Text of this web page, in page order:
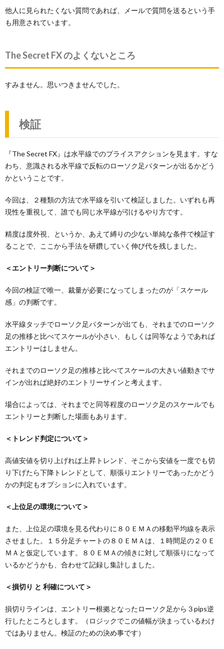
他人に見られたくない質問であれば、メールで質問を送るという手
も用意されています。
The Secret FX のよくないところ
すみません。思いつきませんでした。
検証
『The Secret FX』は水平線でのプライスアクションを見ます。すな
わち、意識される水平線で反転のローソク足パターンが出るかどう
かということです。
今回は、２種類の方法で水平線を引いて検証しました。いずれも再
現性を重視して、誰でも同じ水平線が引けるやり方です。
精度は度外視、というか、あえて縛りの少ない単純な条件で検証す
ることで、ここから手法を研鑽していく伸び代を残しました。
＜エントリー判断について＞
今回の検証で唯一、裁量が必要になってしまったのが「スケール
感」の判断です。
水平線タッチでローソク足パターンが出ても、それまでのローソク
足の推移と比べてスケールが小さい、もしくは同等なようであれば
エントリーはしません。
それまでのローソク足の推移と比べてスケールの大きい値動きでサ
インが出れば絶好のエントリーサインと考えます。
場合によっては、それまでと同等程度のローソク足のスケールでも
エントリーと判断した場面もあります。
＜トレンド判定について＞
高値安値を切り上げれば上昇トレンド、そこから安値を一度でも切
り下げたら下降トレンドとして、順張りエントリーであったかどう
かの判定もオプションに入れています。
＜上位足の環境について＞
また、上位足の環境を見る代わりに８０ＥＭＡの移動平均線を表示
させました。１５分足チャートの８０ＥＭＡは、１時間足の２０Ｅ
ＭＡと仮定しています。８０ＥＭＡの傾きに対して順張りになって
いるかどうかも、合わせて記録し集計しました。
＜損切り と 利確について＞
損切りラインは、エントリー根拠となったローソク足から３pips逆
行したところとします。（ロジックでこの値幅が決まっているわけ
ではありません。検証のための決め事です）